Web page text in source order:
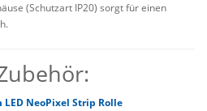
(Schutzart IP20) sorgt für einen
LED NeoPixel Strip Rolle